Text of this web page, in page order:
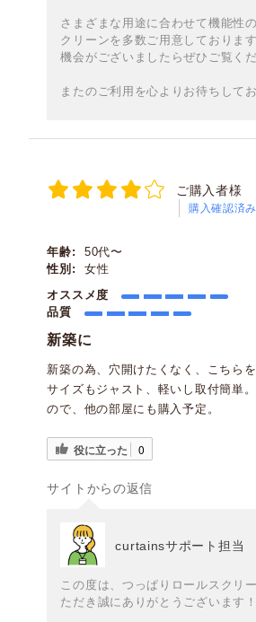
さまざまな用途に合わせて機能性
クリーンを多数ご用意しておりま
機会がございましたらぜひご覧くだ
またのご利用を心よりお待ちしてお
ご購入者様
購入確認済み
年齢:
50代〜
性別:
女性
オススメ度
品質
新築に
新築の為、穴開けたくなく、こちらを
サイズもジャスト、軽いし取付簡単
ので、他の部屋にも購入予定。
役に立った 0
サイトからの返信
curtainsサポート担当
この度は、つっぱりロールスクリ
ただき誠にありがとうございます！